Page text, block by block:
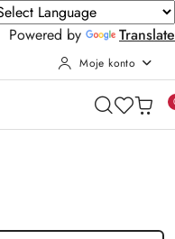
Powered by
Translate
Moje konto